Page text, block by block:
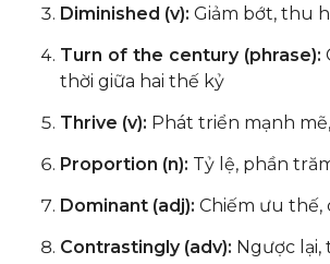
Diminished (v): Giảm bớt, thu
Turn of the century (phrase):
thời giữa hai thế kỷ
Thrive (v): Phát triển mạnh
Proportion (n): Tỷ lệ, phần
Dominant (adj): Chiếm ưu thế,
Contrastingly (adv): Ngược lại,